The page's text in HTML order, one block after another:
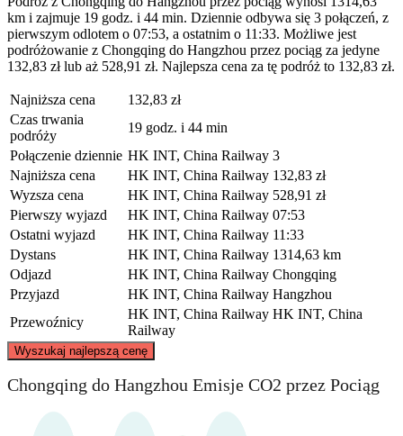
km i zajmuje 19 godz. i 44 min. Dziennie odbywa się 3 połączeń, z
pierwszym odlotem o 07:53, a ostatnim o 11:33. Możliwe jest
podróżowanie z Chongqing do Hangzhou przez pociąg za jedyne
132,83 zł lub aż 528,91 zł. Najlepsza cena za tę podróż to 132,83 zł.
Najniższa cena
132,83 zł
Czas trwania
podróży
19 godz. i 44 min
Połączenie dziennie HK INT, China Railway 3
Najniższa cena
HK INT, China Railway 132,83 zł
Wyzsza cena
HK INT, China Railway 528,91 zł
Pierwszy wyjazd
HK INT, China Railway 07:53
Ostatni wyjazd
HK INT, China Railway 11:33
Dystans
HK INT, China Railway 1314,63 km
Odjazd
HK INT, China Railway Chongqing
Przyjazd
HK INT, China Railway Hangzhou
Przewoźnicy
HK INT, China Railway HK INT, China
Railway
Wyszukaj najlepszą cenę
Chongqing do Hangzhou Emisje CO2 przez Pociąg